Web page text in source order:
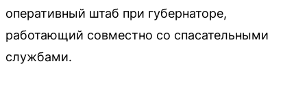
оперативный штаб при губернаторе,
работающий совместно со спасательными
службами.